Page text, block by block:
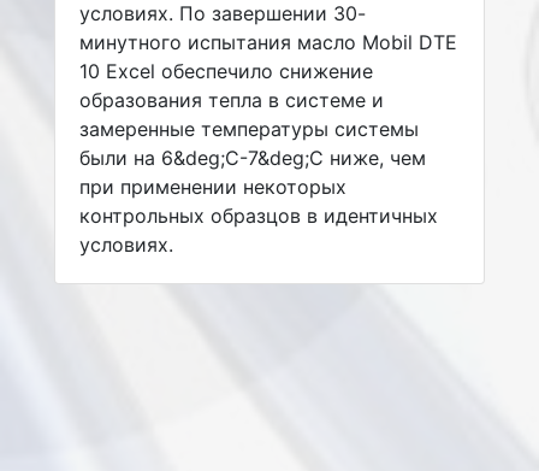
условиях. По завершении 30-
минутного испытания масло Mobil DTE
10 Excel обеспечило снижение
образования тепла в системе и
замеренные температуры системы
были на 6&deg;C-7&deg;C ниже, чем
при применении некоторых
контрольных образцов в идентичных
условиях.